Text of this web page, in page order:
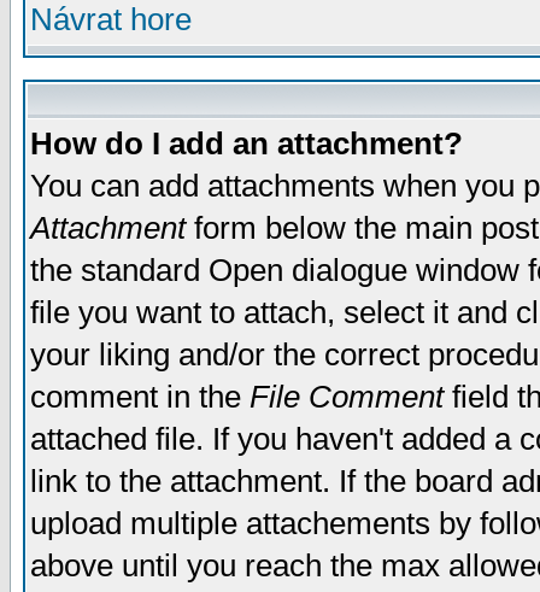
Návrat hore
How do I add an attachment?
You can add attachments when you
Attachmentform below the main
the standard Open dialogue window
file you want to attach, select it and
your liking and/or the correct
comment in the File Commentfield
attached file. If you haven't added a
link to the attachment. If the board
upload multiple attachements by
above until you reach the max